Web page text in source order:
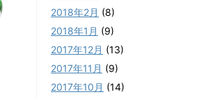
2018年2月 (8)
2018年1月 (9)
2017年12月 (13)
2017年11月 (9)
2017年10月 (14)